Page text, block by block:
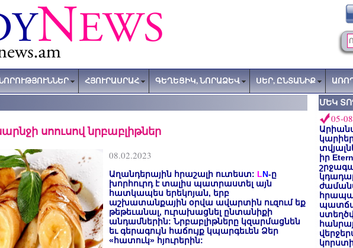
ՀՅՈՒՐԱՍՐԱՀ ԳԵՂԵՑԻԿ, ՆՈՐԱՁԵՎ ՍԵՐ, ԸՆՏԱՆԻՔ
սոուսով նրբաբլիթներ
08.02.2023
Աղանդերային հրաշալի ուտեստ: LN-ը
խորհուրդ է տալիս պատրաստել այն
հատկապես երեկոյան, երբ
աշխատանքային օրվա ավարտին ուզում եք
թեթեւանալ, ուրախացնել ընտանիքի
անդամներին: Նրբաբլիթները կզարմացնեն
եւ գերագույն հաճույք կպարգեւեն Ձեր
«հատուկ» հյուրերին:
ՄԵԿ
05-
իր